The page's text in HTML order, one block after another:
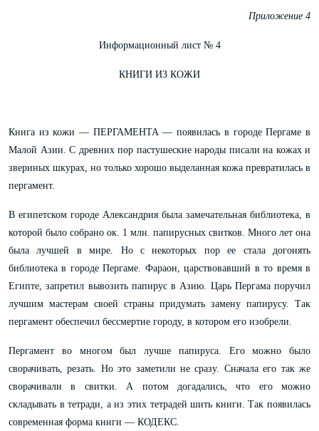
Приложение 4
Информационный лист № 4
КНИГИ ИЗ КОЖИ
Книга из кожи — ПЕРГАМЕНТА — появилась в городе Пергаме в
Малой Азии. С древних пор пастушеские народы писали на кожах и
звериных шкурах, но только хорошо выделанная кожа превратилась в
пергамент.
В египетском городе Александрия была замечательная библиотека, в
которой было собрано ок. 1 млн. папирусных свитков. Много лет она
была лучшей в мире. Но с некоторых пор ее стала догонять
библиотека в городе Пергаме. Фараон, царствовавший в то время в
Египте, запретил вывозить папирус в Азию. Царь Пергама поручил
лучшим мастерам своей страны придумать замену папирусу. Так
пергамент обеспечил бессмертие городу, в котором его изобрели.
Пергамент во многом был лучше папируса. Его можно было
сворачивать, резать. Но это заметили не сразу. Сначала его так же
сворачивали в свитки. А потом догадались, что его можно
складывать в тетради, а из этих тетрадей шить книги. Так появилась
современная форма книги — КОДЕКС.